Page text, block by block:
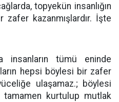
topyekün insanlığın
kazanmışlardır. İşte
insanların tümü eninde
hepsi böylesi bir zafer
ulaşamaz.; böylesi
tamamen kurtulup mutlak